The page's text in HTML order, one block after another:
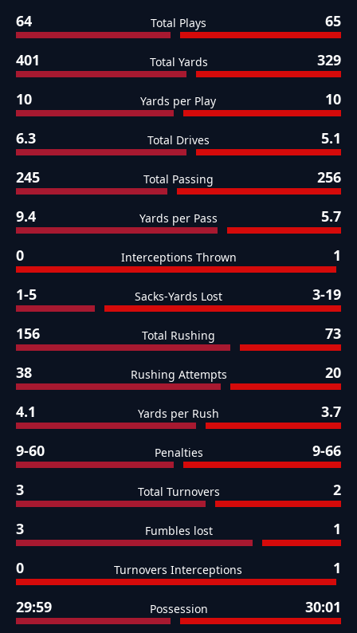
64 Total Plays 65
401 Total Yards 329
10 Yards per Play 10
6.3 Total Drives 5.1
245 Total Passing 256
9.4 Yards per Pass 5.7
0 Interceptions Thrown 1
1-5 Sacks-Yards Lost 3-19
156 Total Rushing 73
38 Rushing Attempts 20
4.1 Yards per Rush 3.7
9-60 Penalties 9-66
3 Total Turnovers 2
3 Fumbles lost 1
0 Turnovers Interceptions 1
29:59 Possession 30:01